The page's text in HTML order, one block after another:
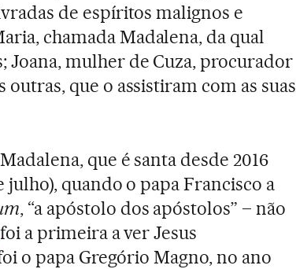
de espíritos malignos e
chamada Madalena, da qual
Joana, mulher de Cuza, procurador
outras, que o assistiram com as suas
que é santa desde 2016
quando o papa Francisco a
, “a apóstolo dos apóstolos” – não
a primeira a ver Jesus
o papa Gregório Magno, no ano